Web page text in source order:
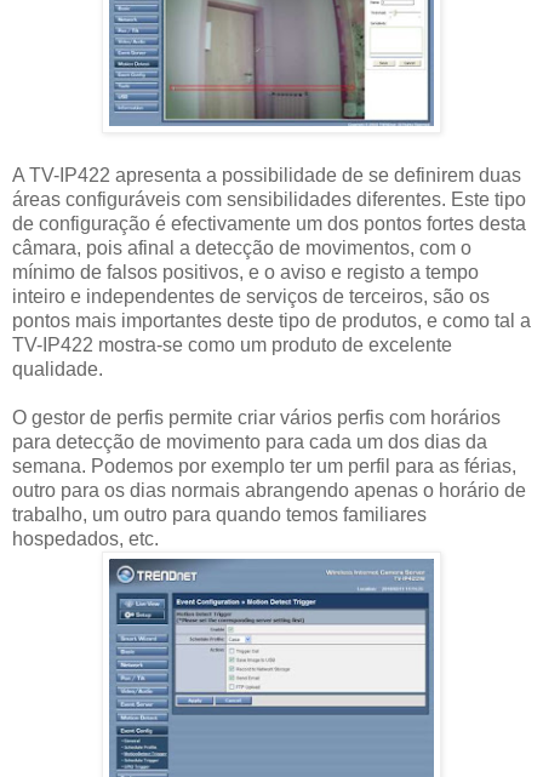
A TV-IP422 apresenta a possibilidade de se definirem duas
áreas configuráveis com sensibilidades diferentes. Este tipo
de configuração é efectivamente um dos pontos fortes desta
câmara, pois afinal a detecção de movimentos, com o
mínimo de falsos positivos, e o aviso e registo a tempo
inteiro e independentes de serviços de terceiros, são os
pontos mais importantes deste tipo de produtos, e como tal a
TV-IP422 mostra‑se como um produto de excelente
qualidade.
O gestor de perfis permite criar vários perfis com horários
para detecção de movimento para cada um dos dias da
semana. Podemos por exemplo ter um perfil para as férias,
outro para os dias normais abrangendo apenas o horário de
trabalho, um outro para quando temos familiares
hospedados, etc.